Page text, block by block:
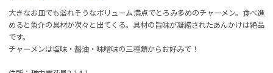
大きなお皿でも溢れそうなボリューム満点でとろみ多めのチャーメン。食べ進
めると魚介の具材が次々と出てくる。具材の旨味が凝縮されたあんかけは絶品
です。
チャーメンは塩味・醤油・味噌味の三種類からお好みで！